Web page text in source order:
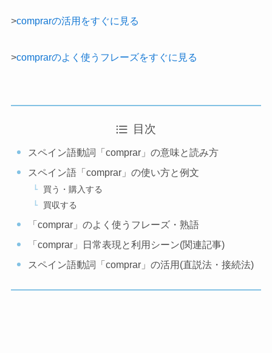
>comprarの活用をすぐに見る
>comprarのよく使うフレーズをすぐに見る
目次
スペイン語動詞「comprar」の意味と読み方
スペイン語「comprar」の使い方と例文
買う・購入する
買収する
「comprar」のよく使うフレーズ・熟語
「comprar」日常表現と利用シーン(関連記事)
スペイン語動詞「comprar」の活用(直説法・接続法)